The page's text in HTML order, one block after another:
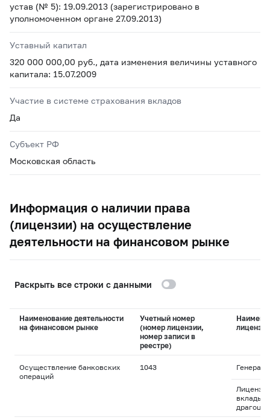
устав (№ 5): 19.09.2013 (зарегистрировано в
уполномоченном органе 27.09.2013)
Уставный капитал
320 000 000,00 руб., дата изменения величины уставного
капитала: 15.07.2009
Участие в системе страхования вкладов
Да
Субъект РФ
Московская область
Информация о наличии права
(лицензии) на осуществление
деятельности на финансовом рынке
Раскрыть все строки с данными
Наименование деятельности
на финансовом рынке
Учетный номер
(номер лицензии,
номер записи в
реестре)
лицензии
Осуществление банковских
операций
1043
вклады